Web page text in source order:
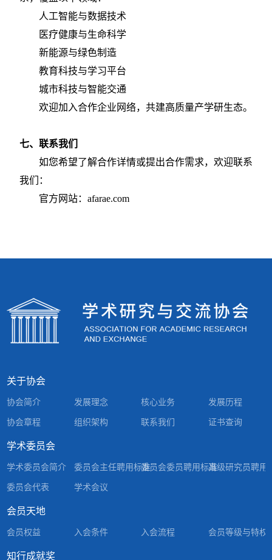
人工智能与数据技术
医疗健康与生命科学
新能源与绿色制造
教育科技与学习平台
城市科技与智能交通
欢迎加入合作企业网络，共建高质量产学研生态。
七、 联系我们
如您希望了解合作详情或提出合作需求，欢迎联系
我们：
官方网站： afarae.com
关于协会
协会简介 发展理念 核心业务 发展历程
协会章程 组织架构 联系我们 证书查询
学术委员会
学术委员会简介 委员会主任聘用标准委员会委员聘用标准高级研究员聘用
委员会代表 学术会议
会员天地
会员权益 入会条件 入会流程 会员等级与特权
知行成就奖